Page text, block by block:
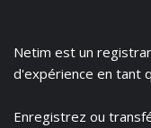
Netim est un
d'expérience en tant
Enregistrez ou